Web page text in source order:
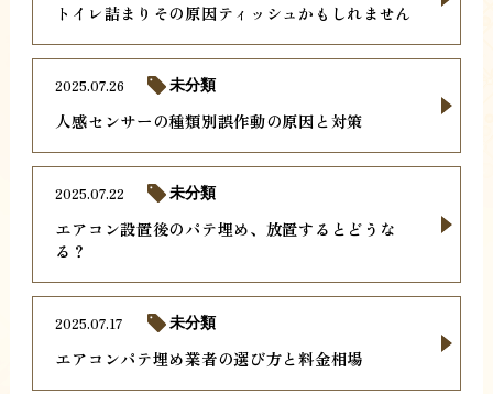
トイレ詰まりその原因ティッシュかもしれません
人感センサーの種類別誤作動の原因と対策
2025.07.26 未分類
エアコン設置後のパテ埋め、放置するとどうな
る？
2025.07.22 未分類
エアコンパテ埋め業者の選び方と料金相場
2025.07.17 未分類